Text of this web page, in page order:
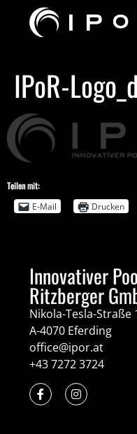
IPoR-
Teilen mit:
E-Mail
Drucken
Innovativer
Ritzberger
Nikola-Tesla-Straße
A-4070 Eferding
office@ipor.at
+43 7272 3724